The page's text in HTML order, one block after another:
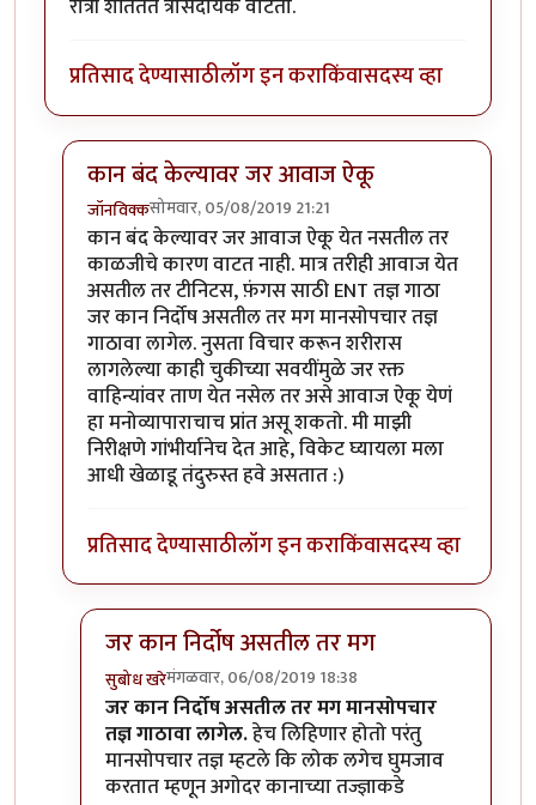
प्रतिसाद देण्यासाठीलॉग इन कराकिंवासदस्य व्हा
कान बंद केल्यावर जर आवाज ऐकू
जॉनविक्कसोमवार, 05/08/2019 21:21
In reply toसतत दिवसाही सुरू राहतो. पणbyतमराज
कान बंद केल्यावर जर आवाज ऐकू येत नसतील तर
काळजीचे कारण वाटत नाही. मात्र तरीही आवाज येत
असतील तर टीनिटस, फ़ंगस साठी ENT तज्ञ गाठा
जर कान निर्दोष असतील तर मग मानसोपचार तज्ञ
गाठावा लागेल. नुसता विचार करून शरीरास
लागलेल्या काही चुकीच्या सवयींमुळे जर रक्त
वाहिन्यांवर ताण येत नसेल तर असे आवाज ऐकू येणं
हा मनोव्यापाराचाच प्रांत असू शकतो. मी माझी
निरीक्षणे गांभीर्यानेच देत आहे, विकेट घ्यायला मला
आधी खेळाडू तंदुरुस्त हवे असतात :)
प्रतिसाद देण्यासाठीलॉग इन कराकिंवासदस्य व्हा
जर कान निर्दोष असतील तर मग
सुबोध खरेमंगळवार, 06/08/2019 18:38
In reply toकान बंद केल्यावर जर आवाज ऐकू
जर कान निर्दोष असतील तर मग मानसोपचार
तज्ञ गाठावा लागेल.हेच लिहिणार होतो परंतु
मानसोपचार तज्ञ म्हटले कि लोक लगेच घुमजाव
करतात म्हणून अगोदर कानाच्या तज्ज्ञाकडे